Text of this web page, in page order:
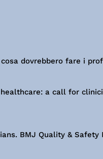
dovrebbero fare i
a call for
BMJ Quality &